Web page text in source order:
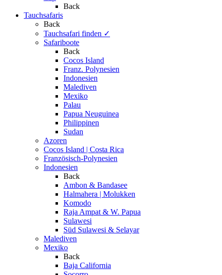
Back
Tauchsafaris
Back
Tauchsafari finden ✓
Safariboote
Back
Cocos Island
Franz. Polynesien
Indonesien
Malediven
Mexiko
Palau
Papua Neuguinea
Philippinen
Sudan
Azoren
Cocos Island | Costa Rica
Französisch-Polynesien
Indonesien
Back
Ambon & Bandasee
Halmahera | Molukken
Komodo
Raja Ampat & W. Papua
Sulawesi
Süd Sulawesi & Selayar
Malediven
Mexiko
Back
Baja California